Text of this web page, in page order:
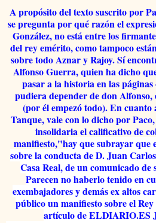
A propósito del texto suscrito por
se pregunta por qué razón el
González, no está entre los
del rey emérito, como tampoco
sobre todo Aznar y Rajoy. Sí
Alfonso Guerra, quien ha dicho
pasar a la historia en las páginas
pudiera depender de don
(por él empezó todo). En
Tanque, vale con lo dicho por
insolidaria el calificativo de
manifiesto,"hay que subrayar que
sobre la conducta de D. Juan
Casa Real, de un comunicado
Parecen no haberlo tenido en
exembajadores y demás ex altos
público un manifiesto sobre el
artículo de ELDIARIO.ES